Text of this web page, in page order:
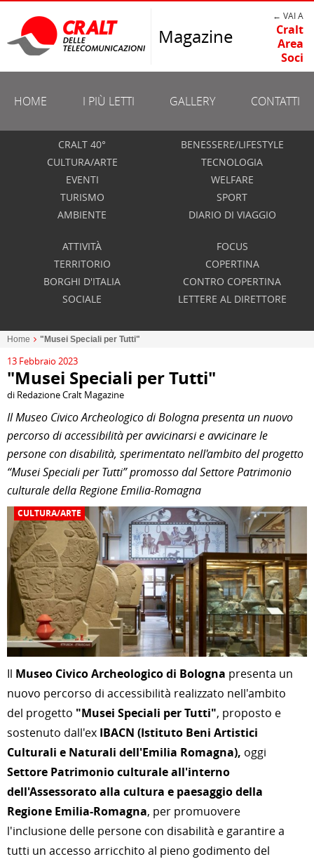
Magazine
← VAI A
Cralt
Area
Soci
HOME I PIÙ LETTI GALLERY CONTATTI
CRALT 40°
CULTURA/ARTE
EVENTI
TURISMO
AMBIENTE
BENESSERE/LIFESTYLE
TECNOLOGIA
WELFARE
SPORT
DIARIO DI VIAGGIO
ATTIVITÀ
TERRITORIO
BORGHI D'ITALIA
SOCIALE
FOCUS
COPERTINA
CONTRO COPERTINA
LETTERE AL DIRETTORE
Home "Musei Speciali per Tutti"
13 Febbraio 2023
"Musei Speciali per Tutti"
di Redazione Cralt Magazine
Il Museo Civico Archeologico di Bologna presenta un nuovo
percorso di accessibilità per avvicinarsi e avvicinare le
persone con disabilità, sperimentato nell'ambito del progetto
“Musei Speciali per Tutti” promosso dal Settore Patrimonio
culturale della Regione Emilia-Romagna
CULTURA/ARTE
Il Museo Civico Archeologico di Bologna presenta un
nuovo percorso di accessibilità realizzato nell'ambito
del progetto "Musei Speciali per Tutti", proposto e
sostenuto dall'ex IBACN (Istituto Beni Artistici
Culturali e Naturali dell'Emilia Romagna), oggi
Settore Patrimonio culturale all'interno
dell'Assessorato alla cultura e paesaggio della
Regione Emilia-Romagna, per promuovere
l'inclusione delle persone con disabilità e garantire a
tutti un accesso arricchito al pieno godimento del